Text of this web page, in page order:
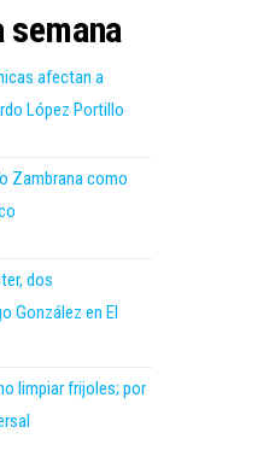
semana
afectan a
López Portillo
Zambrana como
dos
González en El
limpiar frijoles; por